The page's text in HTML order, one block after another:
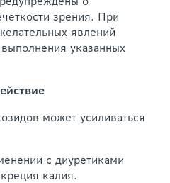
зрения. При
явлений
указанных
может усиливаться
с диуретиками
калия.